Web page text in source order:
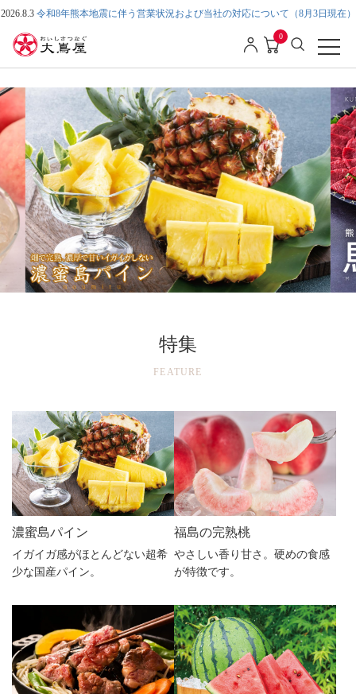
2026.8.3 令和8年熊本地震に伴う営業状況および当社の対応について（8月3日現在）
0
特集
FEATURE
濃蜜島パイン
イガイガ感がほとんどない超希
少な国産パイン。
福島の完熟桃
やさしい香り甘さ。硬めの食感
が特徴です。